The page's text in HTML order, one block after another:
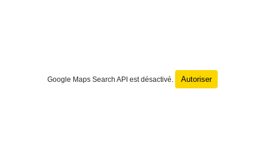
Google Maps Search API est désactivé. Autoriser